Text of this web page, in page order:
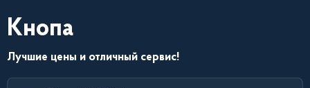
Кнопа
Лучшие цены и отличный сервис!